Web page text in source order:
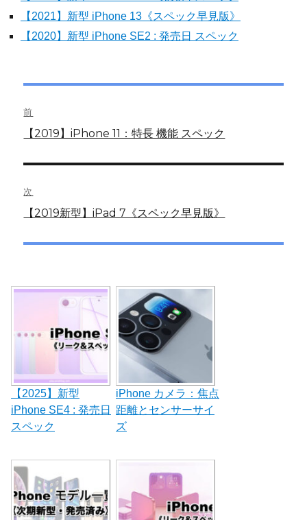
【2021】新型 iPhone 13《スペック早見版》
【2020】新型 iPhone SE2 : 発売日 スペック
稿
ビ
ゲ
ー
ン
前
前
稿:
【2019】iPhone 11：特長 機能 スペック
次
次【2019新型】iPad 7《スペック早見版》
【2025】新型
iPhone SE4 : 発売日
スペック
iPhone カメラ：焦点
距離とセンサーサイ
ズ